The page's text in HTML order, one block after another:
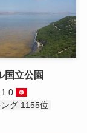
国立公園
1.0
グ 1155位